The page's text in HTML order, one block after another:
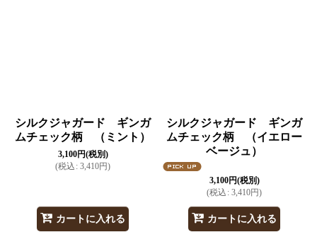
シルクジャガード ギンガ
ムチェック柄 （ミント）
3,100円(税別)
(税込 : 3,410円)
カートに入れる
シルクジャガード ギンガ
ムチェック柄 （イエロー
ベージュ）
3,100円(税別)
(税込 : 3,410円)
カートに入れる